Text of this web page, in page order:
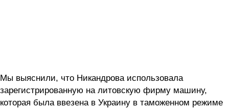
Мы выяснили, что Никандрова использовала
зарегистрированную на литовскую фирму машину,
которая была ввезена в Украину в таможенном режиме